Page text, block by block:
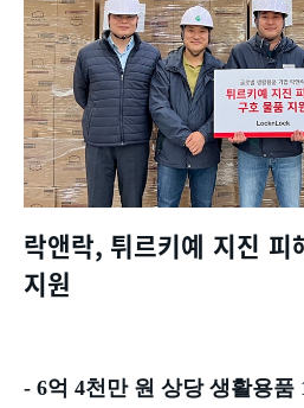
락앤락, 튀르키예 지진 피
지원
- 6억 4천만 원 상당 생활용품